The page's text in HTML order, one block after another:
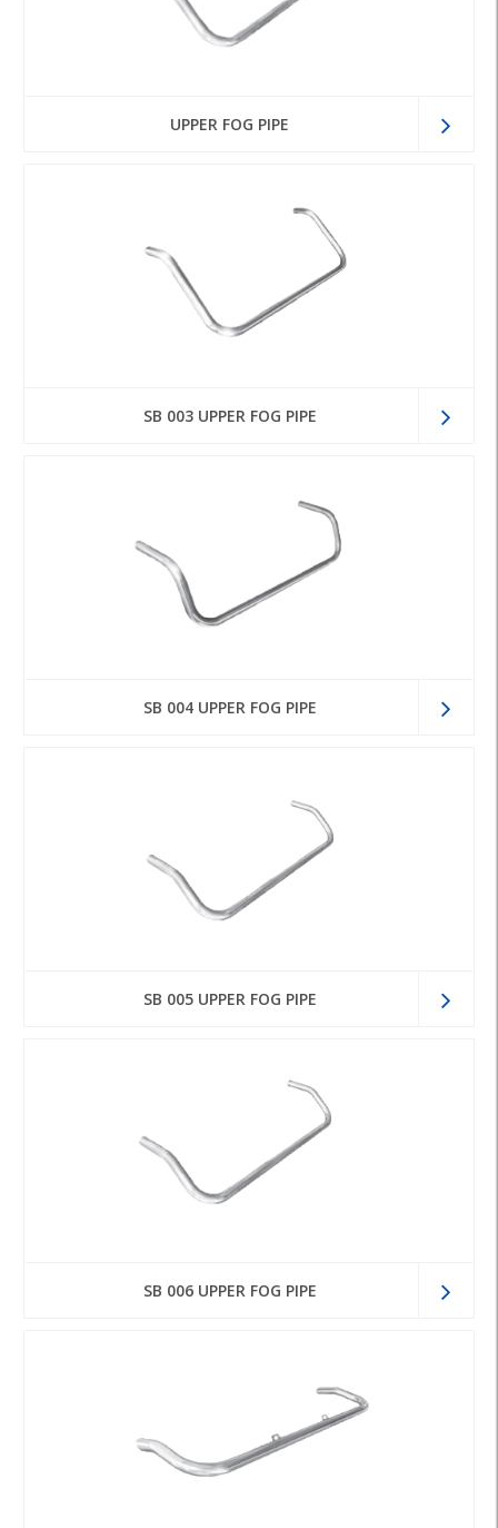
UPPER FOG PIPE
SB 003 UPPER FOG PIPE
SB 004 UPPER FOG PIPE
SB 005 UPPER FOG PIPE
SB 006 UPPER FOG PIPE